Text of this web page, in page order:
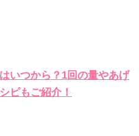
いつから？1回の量やあげ
ピもご紹介！